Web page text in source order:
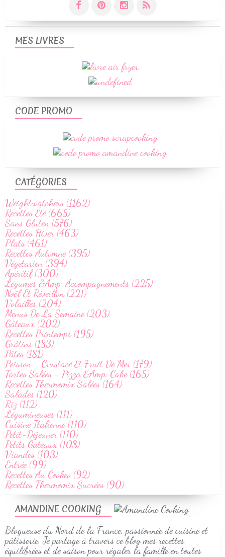
AMANDINE COOKING
Blogueuse du Nord de la France, passionnée de cuisine et
pâtisserie. Je partage à travers ce blog mes recettes
équilibrées et de saison pour régaler la famille en toutes
CATÉGORIES
Weightwatchers (1162)
Recettes Été (665)
Sans Gluten (576)
Recettes Hiver (463)
Plats (461)
Recettes Automne (395)
Végetarien (394)
Apéritif (300)
Légumes &Amp; Accompagnements (225)
Noël Et Réveillon (221)
Volailles (204)
Menus De La Semaine (203)
Gâteaux (202)
Recettes Printemps (195)
Grâtins (183)
Pâtes (181)
Poisson - Crustacé Et Fruit De Mer (179)
Tartes Salées - Pizza &Amp; Cake (165)
Recettes Thermomix Salées (164)
Salades (120)
Riz (112)
Légumineuses (111)
Cuisine Italienne (110)
Petit-Déjeuner (110)
Petits Gâteaux (108)
Viandes (103)
Entrée (99)
Recettes Au Cookeo (92)
Recettes Thermomix Sucrées (90)
MES LIVRES
CODE PROMO